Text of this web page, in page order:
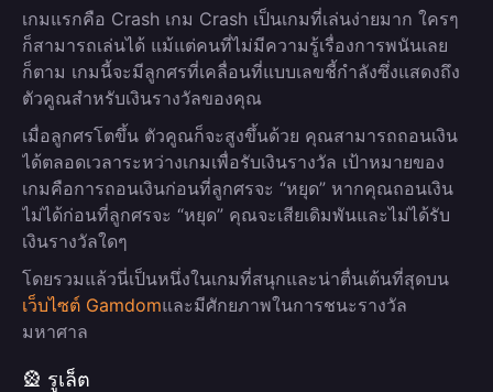
เกมแรกคือ Crash เกม Crash เป็นเกมที่เล่นง่ายมาก ใครๆ
ก็สามารถเล่นได้ แม้แต่คนที่ไม่มีความรู้เรื่องการพนันเลย
ก็ตาม เกมนี้จะมีลูกศรที่เคลื่อนที่แบบเลขชี้กำลังซึ่งแสดงถึง
ตัวคูณสำหรับเงินรางวัลของคุณ
เมื่อลูกศรโตขึ้น ตัวคูณก็จะสูงขึ้นด้วย คุณสามารถถอนเงิน
ได้ตลอดเวลาระหว่างเกมเพื่อรับเงินรางวัล เป้าหมายของ
เกมคือการถอนเงินก่อนที่ลูกศรจะ “หยุด” หากคุณถอนเงิน
ไม่ได้ก่อนที่ลูกศรจะ “หยุด” คุณจะเสียเดิมพันและไม่ได้รับ
เงินรางวัลใดๆ
โดยรวมแล้วนี่เป็นหนึ่งในเกมที่สนุกและน่าตื่นเต้นที่สุดบน
เว็บไซต์ Gamdomและมีศักยภาพในการชนะรางวัล
มหาศาล
🎡 รูเล็ต